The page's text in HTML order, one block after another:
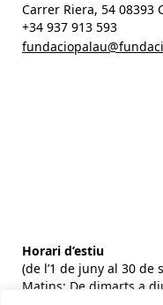
Carrer Riera, 54 08393
+34 937 913 593
Horari d’estiu
(de l’1 de juny al 30 de
Matins: De dimarts a